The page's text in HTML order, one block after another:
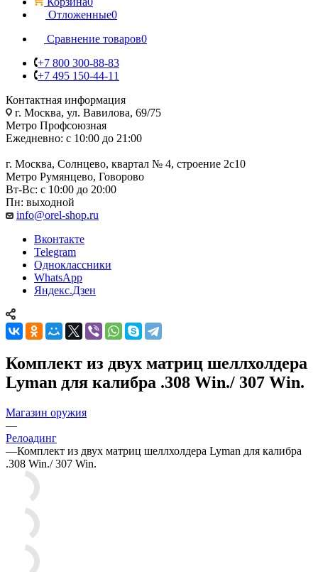
Отложенные0
Сравнение товаров0
+7 800 300-88-83
+7 495 150-44-11
Контактная информация
г. Москва, ул. Вавилова, 69/75
Метро Профсоюзная
Ежедневно: с 10:00 до 21:00
г. Москва, Солнцево, квартал № 4, строение 2с10
Метро Румянцево, Говорово
Вт-Вс: с 10:00 до 20:00
Пн: выходной
info@orel-shop.ru
Вконтакте
Telegram
Одноклассники
WhatsApp
Яндекс.Дзен
Комплект из двух матриц шеллхолдера
Lyman для калибра .308 Win./ 307 Win.
Магазин оружия
—
Релоадинг
—Комплект из двух матриц шеллхолдера Lyman для калибра
.308 Win./ 307 Win.